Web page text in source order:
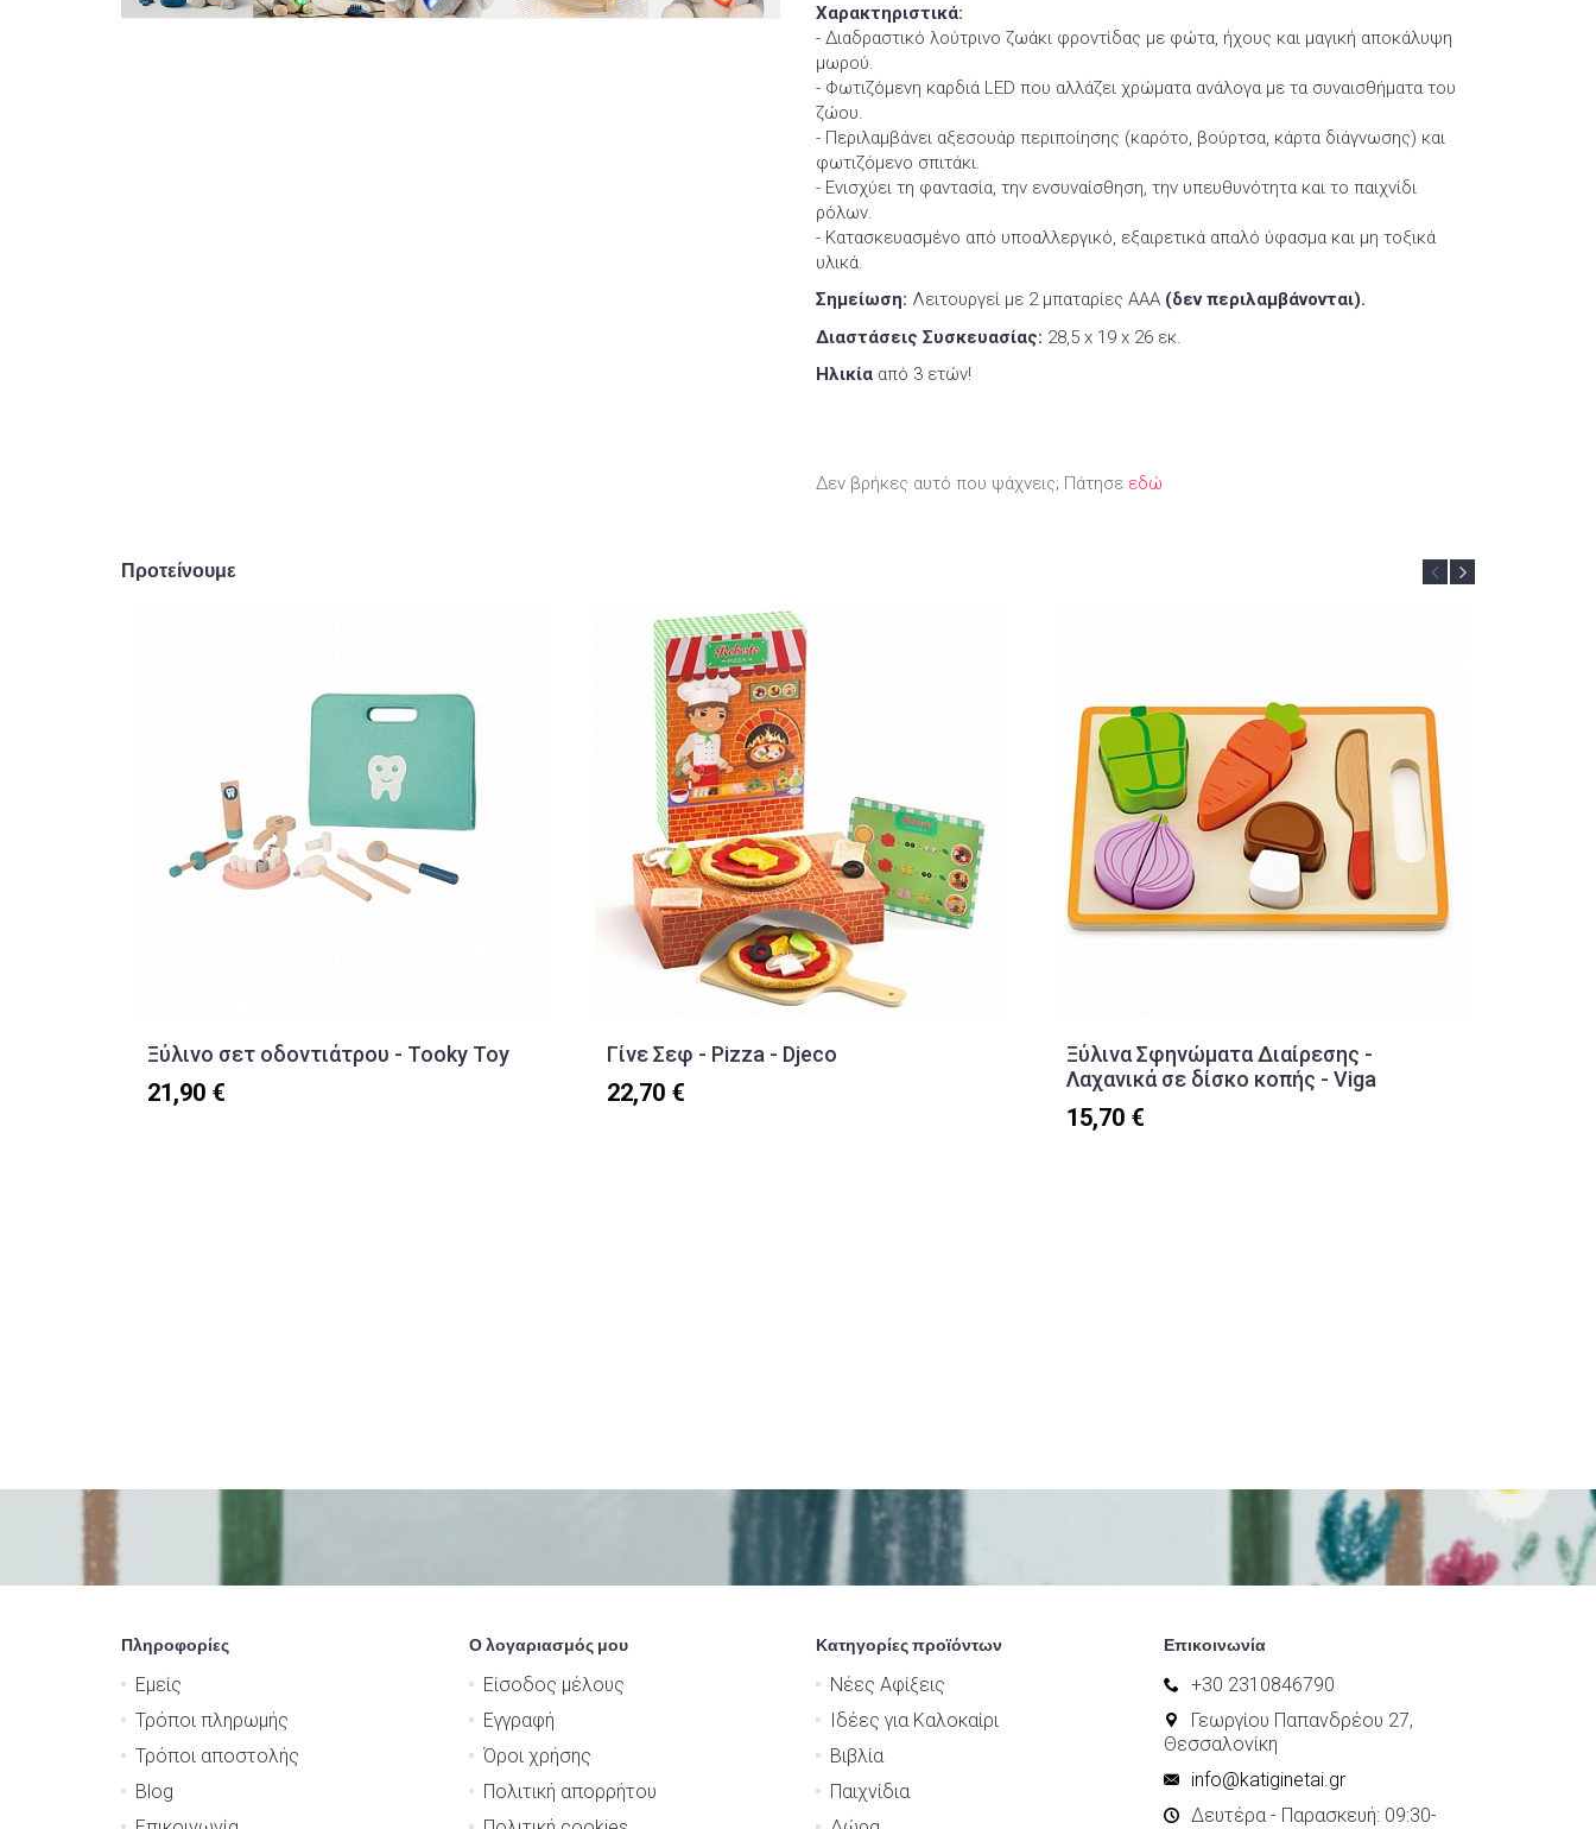
Χαρακτηριστικά:
- Διαδραστικό λούτρινο ζωάκι φροντίδας με φώτα, ήχους και μαγική αποκάλυψη
μωρού.
- Φωτιζόμενη καρδιά LED που αλλάζει χρώματα ανάλογα με τα συναισθήματα του
ζώου.
- Περιλαμβάνει αξεσουάρ περιποίησης (καρότο, βούρτσα, κάρτα διάγνωσης) και
φωτιζόμενο σπιτάκι.
- Ενισχύει τη φαντασία, την ενσυναίσθηση, την υπευθυνότητα και το παιχνίδι
ρόλων.
- Κατασκευασμένο από υποαλλεργικό, εξαιρετικά απαλό ύφασμα και μη τοξικά
υλικά.
Σημείωση: Λειτουργεί με 2 μπαταρίες ΑΑΑ (δεν περιλαμβάνονται).
Διαστάσεις Συσκευασίας: 28,5 x 19 x 26 εκ.
Ηλικία από 3 ετών!
Δεν βρήκες αυτό που ψάχνεις; Πάτησε εδώ
Προτείνουμε
Ξύλινο σετ οδοντιάτρου - Tooky Toy
21,90 €
Γίνε Σεφ - Pizza - Djeco
22,70 €
Ξύλινα Σφηνώματα Διαίρεσης -
Λαχανικά σε δίσκο κοπής - Viga
15,70 €
Πληροφορίες
Εμείς
Τρόποι πληρωμής
Τρόποι αποστολής
Blog
Ο λογαριασμός μου
Είσοδος μέλους
Εγγραφή
Όροι χρήσης
Πολιτική απορρήτου
Κατηγορίες προϊόντων
Νέες Αφίξεις
Ιδέες για Καλοκαίρι
Βιβλία
Παιχνίδια
Επικοινωνία
+30 2310846790
Γεωργίου Παπανδρέου 27,
Θεσσαλονίκη
info@katiginetai.gr
Δευτέρα - Παρασκευή: 09:30-